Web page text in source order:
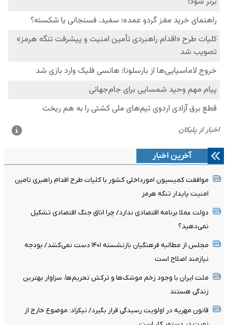
آخرین اخبار
موافقت کمیسیون امورداخلی کشور با کلیات طرح اقدام راهبری تامین
امنیت پایدار تنگه هرمز
دولت عملا برنامه اقتصادی ندارد/ چرا اتاق جنگ اقتصادی تشکیل
نمی‌دهید؟
مجلس از مطالبه فرهنگیان بازنشسته ۱۴۰۱ دست نمی‌کشد/ بودجه
نیازمند اصلاح است
ملت ایران با وجود زخم موشک‌ها و ترکش تحریم‌ها، سزاوار بهترین
زندگی هستند
قانون مهریه در اولویت رسیدگی قرار بگیرد/ نیکزاد: موضوع خارج از